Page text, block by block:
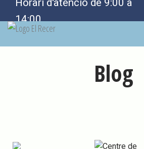
Horari d'atenció de 9:00 a
14:00
Blog